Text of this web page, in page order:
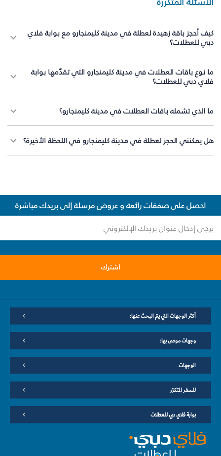
كيف أحجز باقة زهيدة لعطلة في مدينة كليمنجارو مع بوابة فلاي
دبي للعطلات؟
ما نوع باقات العطلات في مدينة كليمنجارو التي تقدّمها بوابة
فلاي دبي للعطلات؟
ما الذي تشمله باقات العطلات في مدينة كليمنجارو؟
هل يمكنني الحجز لعطلة في مدينة كليمنجارو في اللحظة الأخيرة؟
احصل على صفقات رائعة و عروض مرسلة إلى بريدك مباشرة
اشترك
أكثر الوجهات التي يتم البحث عنها:
وجهات موصى بها:
الوجهات
للسفر المتكرّر
بوابة فلاي دبي للعطلات